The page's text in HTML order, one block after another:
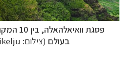
פסגת
בעולם (צילום: mikelju)